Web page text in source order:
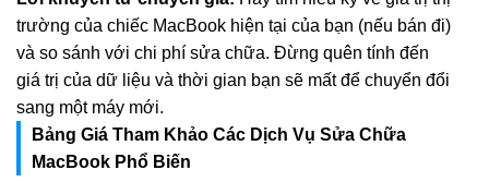
trường của chiếc MacBook hiện tại của bạn (nếu bán đi)
và so sánh với chi phí sửa chữa. Đừng quên tính đến
giá trị của dữ liệu và thời gian bạn sẽ mất để chuyển đổi
sang một máy mới.
Bảng Giá Tham Khảo Các Dịch Vụ Sửa Chữa
MacBook Phổ Biến